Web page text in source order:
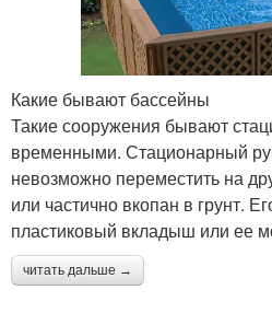
Какие бывают бассейны
Такие сооружения бывают
временными. Стационарный
невозможно переместить на
или частично вкопан в грунт.
пластиковый вкладыш или ее
читать дальше →